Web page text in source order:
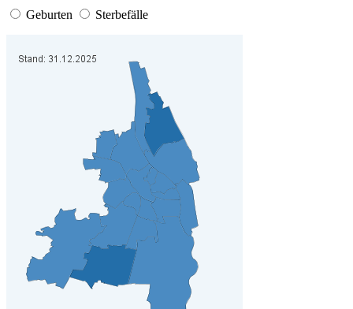
Geburten Sterbefälle